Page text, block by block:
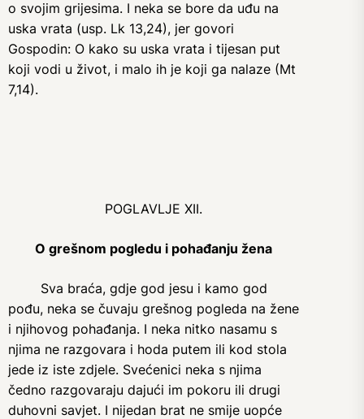
o svojim grijesima. I neka se bore da uđu na
uska vrata (usp. Lk 13,24), jer govori
Gospodin: O kako su uska vrata i tijesan put
koji vodi u život, i malo ih je koji ga nalaze (Mt
7,14).
POGLAVLJE XII.
O grešnom pogledu i pohađanju žena
Sva braća, gdje god jesu i kamo god
pođu, neka se čuvaju grešnog pogleda na žene
i njihovog pohađanja. I neka nitko nasamu s
njima ne razgovara i hoda putem ili kod stola
jede iz iste zdjele. Svećenici neka s njima
čedno razgovaraju dajući im pokoru ili drugi
duhovni savjet. I nijedan brat ne smije uopće